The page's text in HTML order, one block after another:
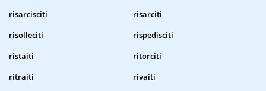
risarcisciti
risarciti
risolleciti
rispedisciti
ristaiti
ritorciti
ritraiti
rivaiti